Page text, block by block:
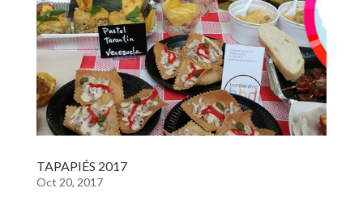
TAPAPIÉS 2017
Oct 20, 2017